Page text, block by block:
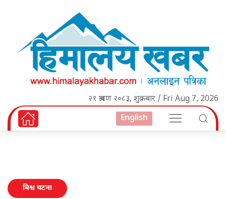
२१ श्रावण २०८३, शुक्रबार / Fri Aug 7, 2026
English
बिश्व घटना